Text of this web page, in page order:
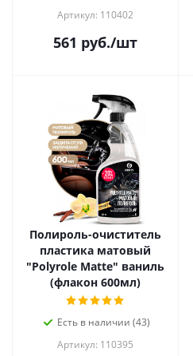
Артикул: 110402
561 руб./шт
Полироль-очиститель
пластика матовый
"Polyrole Matte" ваниль
(флакон 600мл)
Есть в наличии (43)
Артикул: 110395